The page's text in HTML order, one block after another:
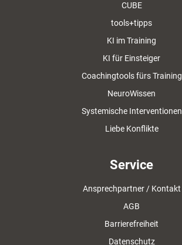
CUBE
tools+tipps
KI im Training
KI für Einsteiger
Coachingtools fürs Training
NeuroWissen
Systemische Interventionen
Liebe Konflikte
Service
Ansprechpartner / Kontakt
AGB
Barrierefreiheit
Datenschutz